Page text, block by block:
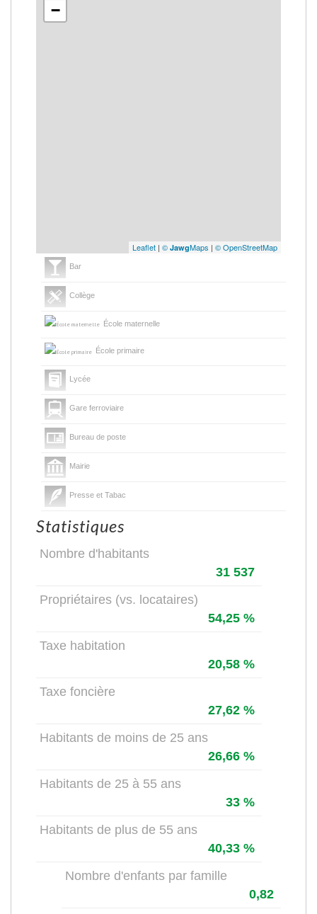
−
Leaflet | © JawgMaps | © OpenStreetMap
Bar
Collège
École maternelle
École primaire
Lycée
Gare ferroviaire
Bureau de poste
Mairie
Presse et Tabac
Statistiques
Nombre d'habitants
31 537
Propriétaires (vs. locataires)
54,25 %
Taxe habitation
20,58 %
Taxe foncière
27,62 %
Habitants de moins de 25 ans
26,66 %
Habitants de 25 à 55 ans
33 %
Habitants de plus de 55 ans
40,33 %
Nombre d'enfants par famille
0,82